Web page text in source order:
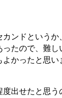
ンドとい
たので、難
かったと思い
出せたと思